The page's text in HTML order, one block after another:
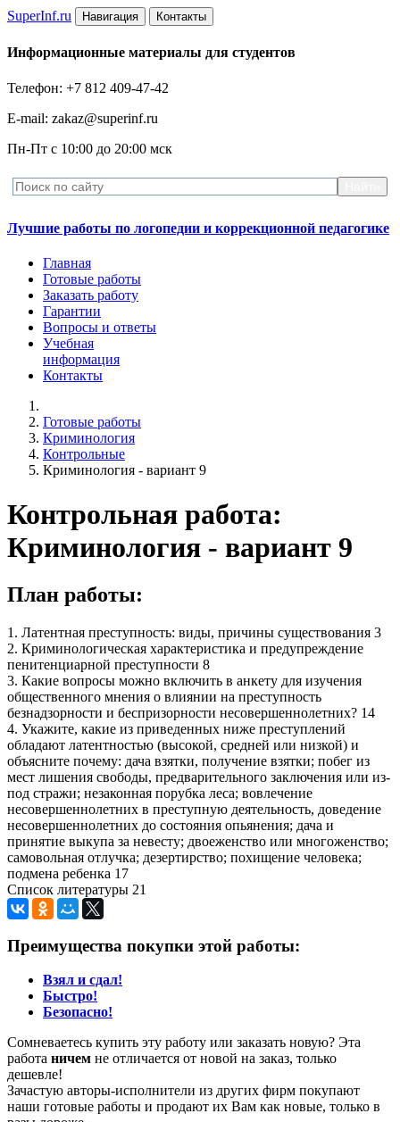
SuperInf.ru Навигация Контакты
Информационные материалы для студентов
Телефон: +7 812 409-47-42
E-mail: zakaz@superinf.ru
Пн-Пт с 10:00 до 20:00 мск
Лучшие работы по логопедии и коррекционной педагогике
Главная
Готовые работы
Заказать работу
Гарантии
Вопросы и ответы
Учебная
информация
Контакты
Готовые работы
Криминология
Контрольные
Криминология - вариант 9
Контрольная работа:
Криминология - вариант 9
План работы:
1. Латентная преступность: виды, причины существования 3
2. Криминологическая характеристика и предупреждение
пенитенциарной преступности 8
3. Какие вопросы можно включить в анкету для изучения
общественного мнения о влиянии на преступность
безнадзорности и беспризорности несовершеннолетних? 14
4. Укажите, какие из приведенных ниже преступлений
обладают латентностью (высокой, средней или низкой) и
объясните почему: дача взятки, получение взятки; побег из
мест лишения свободы, предварительного заключения или из-
под стражи; незаконная порубка леса; вовлечение
несовершеннолетних в преступную деятельность, доведение
несовершеннолетних до состояния опьянения; дача и
принятие выкупа за невесту; двоеженство или многоженство;
самовольная отлучка; дезертирство; похищение человека;
подмена ребенка 17
Список литературы 21
Преимущества покупки этой работы:
Взял и сдал!
Быстро!
Безопасно!
Сомневаетесь купить эту работу или заказать новую? Эта
работа ничем не отличается от новой на заказ, только
дешевле!
Зачастую авторы-исполнители из других фирм покупают
наши готовые работы и продают их Вам как новые, только в